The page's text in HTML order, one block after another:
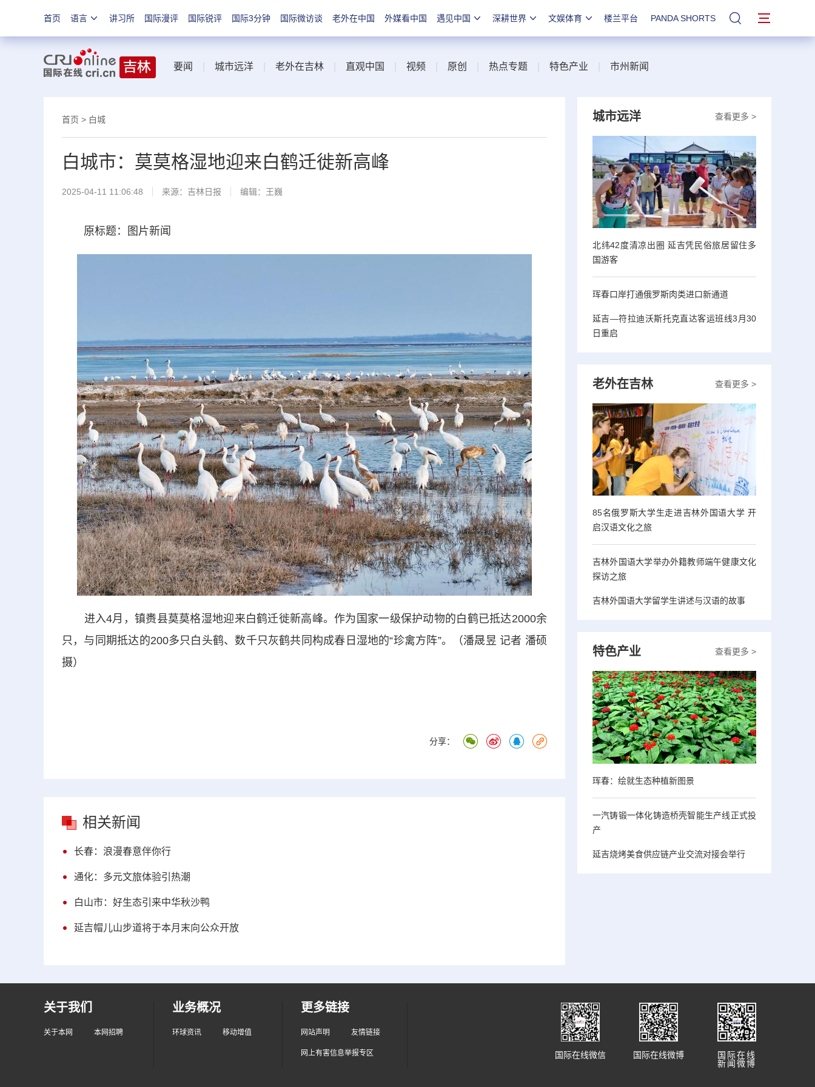
首页 语言 讲习所 国际漫评 国际锐评 国际3分钟 国际微访谈 老外在中国 外媒看中国 遇见中国 深耕世界 文娱体育 楼兰平台 PANDA SHORTS 站内搜索
要闻 城市远洋 老外在吉林 直观中国 视频 原创 热点专题 特色产业 市州新闻
首页 > 白城
白城市：莫莫格湿地迎来白鹤迁徙新高峰
2025-04-11 11:06:48 来源： 吉林日报 编辑：王巍
原标题：图片新闻
进入4月，镇赉县莫莫格湿地迎来白鹤迁徙新高峰。作为国家一级保护动物的白鹤已抵达2000余
只，与同期抵达的200多只白头鹤、数千只灰鹤共同构成春日湿地的“珍禽方阵”。（潘晟昱 记者 潘硕
摄）
分享：
相关新闻
长春：浪漫春意伴你行
通化：多元文旅体验引热潮
白山市：好生态引来中华秋沙鸭
延吉帽儿山步道将于本月末向公众开放
查看更多 >
城市远洋
北纬42度清凉出圈 延吉凭民俗旅居留住多
国游客
珲春口岸打通俄罗斯肉类进口新通道
延吉—符拉迪沃斯托克直达客运班线3月30
日重启
查看更多 >
老外在吉林
85名俄罗斯大学生走进吉林外国语大学 开
启汉语文化之旅
吉林外国语大学举办外籍教师端午健康文化
探访之旅
吉林外国语大学留学生讲述与汉语的故事
查看更多 >
特色产业
珲春：绘就生态种植新图景
一汽铸锻一体化铸造桥壳智能生产线正式投
产
延吉烧烤美食供应链产业交流对接会举行
关于我们
关于本网 本网招聘
业务概况
环球资讯 移动增值
更多链接
网站声明 友情链接
网上有害信息举报专区
国际在线
新闻微博
国际在线微博
国际在线微信